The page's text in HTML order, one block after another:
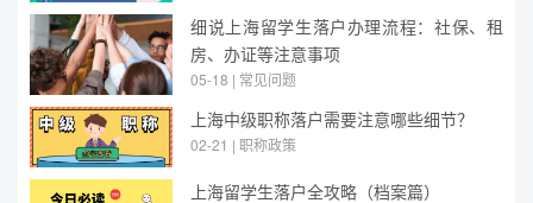
细说上海留学生落户办理流程：社保、租
房、办证等注意事项
05-18 | 常见问题
上海中级职称落户需要注意哪些细节？
02-21 | 职称政策
上海留学生落户全攻略（档案篇）